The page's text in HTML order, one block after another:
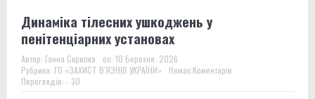
Динаміка тілесних ушкоджень у
пенітенціарних установах
Автор: Ганна Скрипка on: 10 Березня, 2026
Рубрика: ГО «ЗАХИСТ В'ЯЗНІВ УКРАЇНИ»
Немає Коментарів
Переглядів: - 30